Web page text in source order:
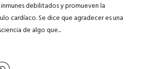
debilitados y promueven la
cardíaco. Se dice que agradecer es una
de algo que...